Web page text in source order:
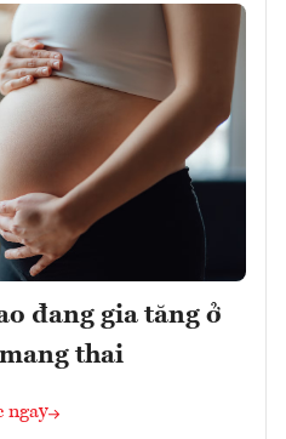
đang gia tăng ở
thai
ngay